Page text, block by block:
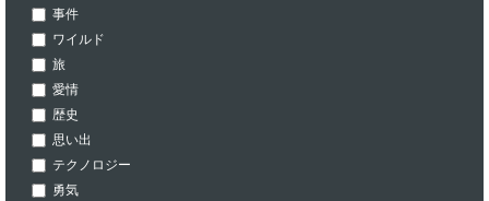
事件
ワイルド
旅
愛情
歴史
思い出
テクノロジー
勇気